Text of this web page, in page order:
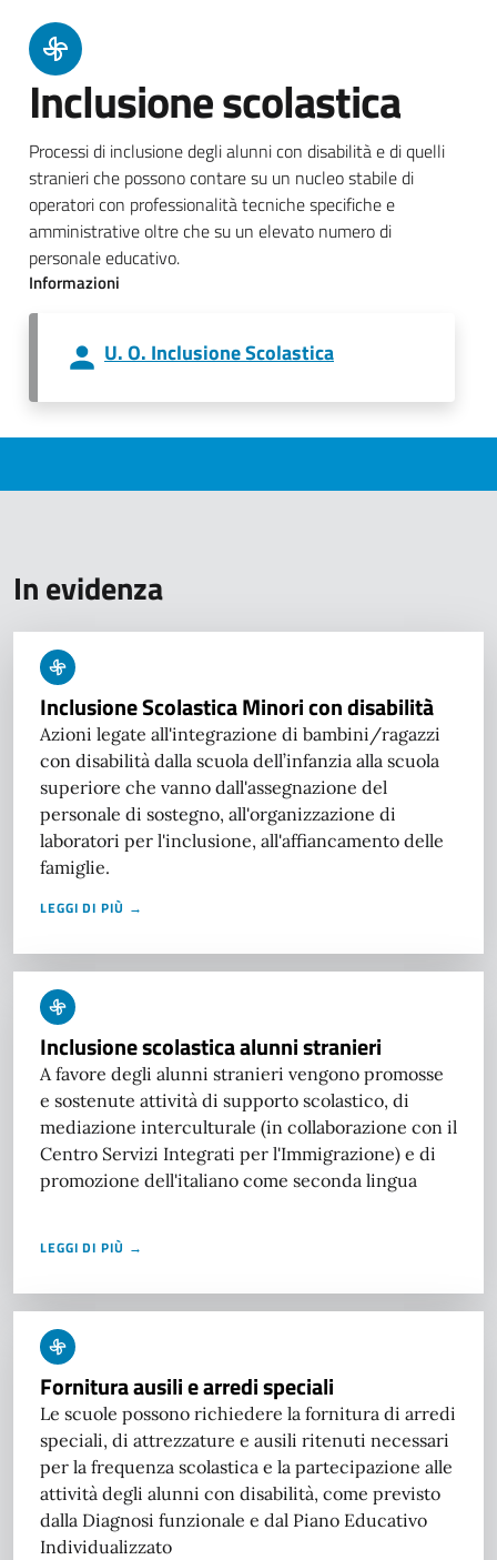
Inclusione scolastica
Processi di inclusione degli alunni con disabilità e di quelli
stranieri che possono contare su un nucleo stabile di
operatori con professionalità tecniche specifiche e
amministrative oltre che su un elevato numero di
personale educativo.
Informazioni
U. O. Inclusione Scolastica
In evidenza
Inclusione Scolastica Minori con disabilità
Azioni legate all'integrazione di bambini/ragazzi
con disabilità dalla scuola dell’infanzia alla scuola
superiore che vanno dall'assegnazione del
personale di sostegno, all'organizzazione di
laboratori per l'inclusione, all'affiancamento delle
famiglie.
LEGGI DI PIÙ →
Inclusione scolastica alunni stranieri
A favore degli alunni stranieri vengono promosse
e sostenute attività di supporto scolastico, di
mediazione interculturale (in collaborazione con il
Centro Servizi Integrati per l'Immigrazione) e di
promozione dell'italiano come seconda lingua
LEGGI DI PIÙ →
Fornitura ausili e arredi speciali
Le scuole possono richiedere la fornitura di arredi
speciali, di attrezzature e ausili ritenuti necessari
per la frequenza scolastica e la partecipazione alle
attività degli alunni con disabilità, come previsto
dalla Diagnosi funzionale e dal Piano Educativo
Individualizzato